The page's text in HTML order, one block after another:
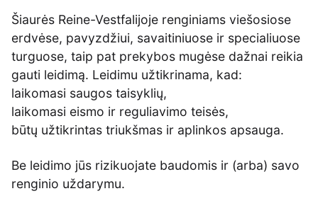
Šiaurės Reine-Vestfalijoje renginiams viešosiose
erdvėse, pavyzdžiui, savaitiniuose ir specialiuose
turguose, taip pat prekybos mugėse dažnai reikia
gauti leidimą. Leidimu užtikrinama, kad:
laikomasi saugos taisyklių,
laikomasi eismo ir reguliavimo teisės,
būtų užtikrintas triukšmas ir aplinkos apsauga.
Be leidimo jūs rizikuojate baudomis ir (arba) savo
renginio uždarymu.